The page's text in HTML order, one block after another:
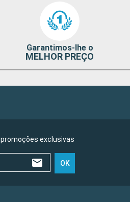
Garantimos-lhe o
MELHOR PREÇO
exclusivas
OK